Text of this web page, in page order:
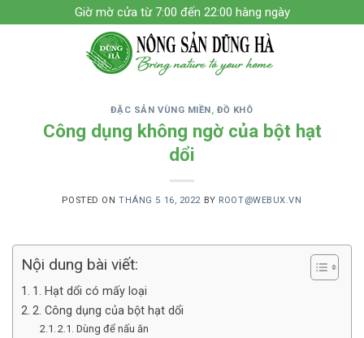
to
Giờ mờ cửa từ 7:00 đến 22:00 hàng ngày
ĐẶC SẢN VÙNG MIỀN,ĐỒ KHÔ
Công dụng không ngờ của bột hạt
dổi
POSTED ONTHÁNG 5 16, 2022 BY ROOT@WEBUX.VN
Nội dung bài viết:
1. Hạt dổi có mấy loại
2. Công dụng của bột hạt dổi
2.1. Dùng để nấu ăn